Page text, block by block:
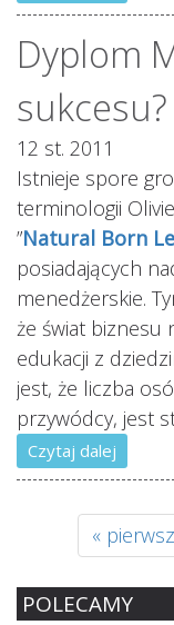
Dyplom
sukcesu?
12 st. 2011
Istnieje spore
terminologii
”Natural Born
posiadających
menedżerskie.
że świat
edukacji z
jest, że liczba
przywódcy, jest
Czytaj dalej
«
POLECAMY